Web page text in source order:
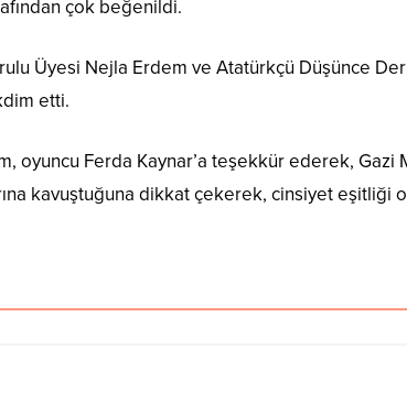
çok beğenildi.
Üyesi Nejla Erdem ve Atatürkçü Düşünce
etti.
oyuncu Ferda Kaynar’a teşekkür ederek,
kavuştuğuna dikkat çekerek, cinsiyet eşitliği